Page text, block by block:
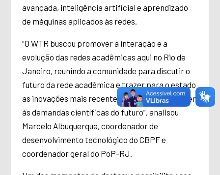
avançada, inteligência artificial e aprendizado
de máquinas aplicados às redes.
“O WTR buscou promover a interação e a
evolução das redes acadêmicas aqui no Rio de
Janeiro, reunindo a comunidade para discutir o
futuro da rede acadêmica e trazer para o estado
as inovações mais recentes, capazes de atender
às demandas científicas do futuro”, analisou
Marcelo Albuquerque, coordenador de
desenvolvimento tecnológico do CBPF e
coordenador geral do PoP-RJ.